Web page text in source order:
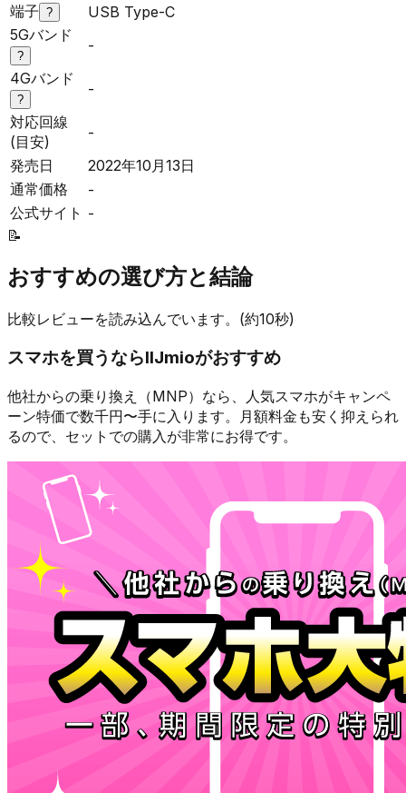
端子 ?
USB Type-C
5Gバンド
?
-
4Gバンド
?
-
対応回線
(目安)
-
発売日
2022年10月13日
通常価格
-
公式サイト -
📝
おすすめの選び方と結論
比較レビューを読み込んでいます。(約10秒)
スマホを買うならIIJmioがおすすめ
他社からの乗り換え（MNP）なら、人気スマホがキャンペ
ーン特価で数千円〜手に入ります。月額料金も安く抑えられ
るので、セットでの購入が非常にお得です。